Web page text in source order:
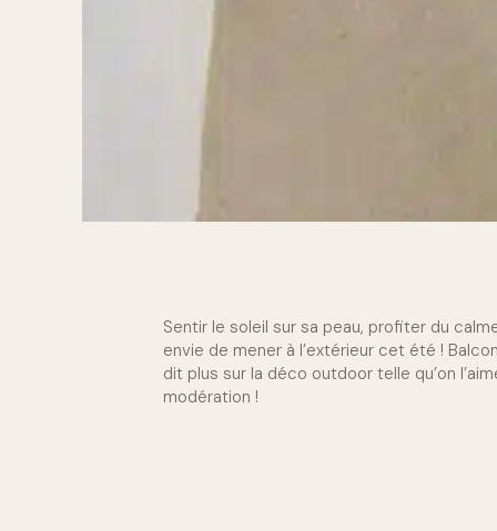
Sentir le soleil sur sa peau, profiter du
envie de mener à l’extérieur cet été !
dit plus sur la déco outdoor telle qu’on
modération !